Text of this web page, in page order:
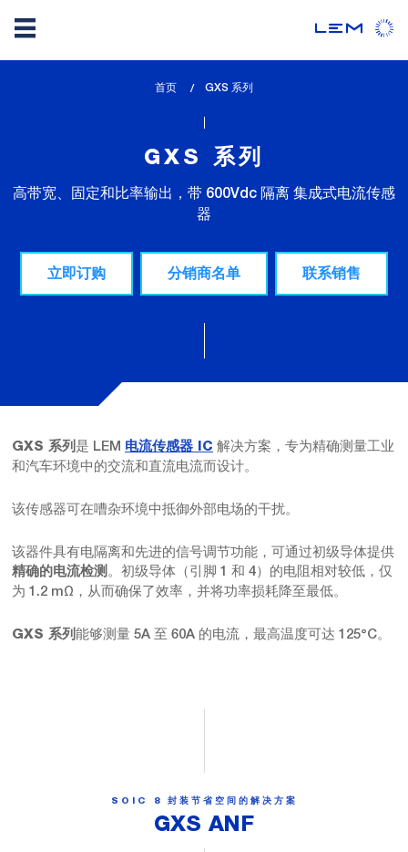
首页
lem_current_page
GXS 系列
GXS 系列
高带宽、固定和比率输出，带 600Vdc 隔离 集成式电流传感
器
立即订购 分销商名单 联系销售
GXS 系列 是 LEM 电流传感器 IC 解决方案，专为精确测量工业
和汽车环境中的交流和直流电流而设计。
该传感器可在嘈杂环境中抵御外部电场的干扰。
该器件具有电隔离和先进的信号调节功能，可通过初级导体提供
精确的电流检测 。初级导体（引脚 1 和 4）的电阻相对较低，仅
为 1.2 mΩ，从而确保了效率，并将功率损耗降至最低。
GXS 系列 能够测量 5A 至 60A 的电流，最高温度可达 125°C。
SOIC 8 封装节省空间的解决方案
GXS ANF